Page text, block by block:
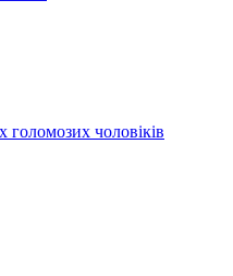
голомозих чоловіків